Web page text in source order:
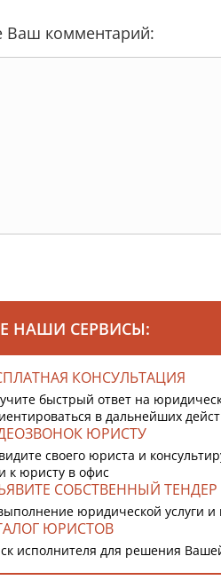
Ваш комментарий:
НАШИ СЕРВИСЫ:
КОНСУЛЬТАЦИЯ
быстрый ответ на
в дальнейших
ЮРИСТУ
своего юриста и
к юристу в офис
СОБСТВЕННЫЙ ТЕНДЕР
юридической услуги
ЮРИСТОВ
исполнителя для решения